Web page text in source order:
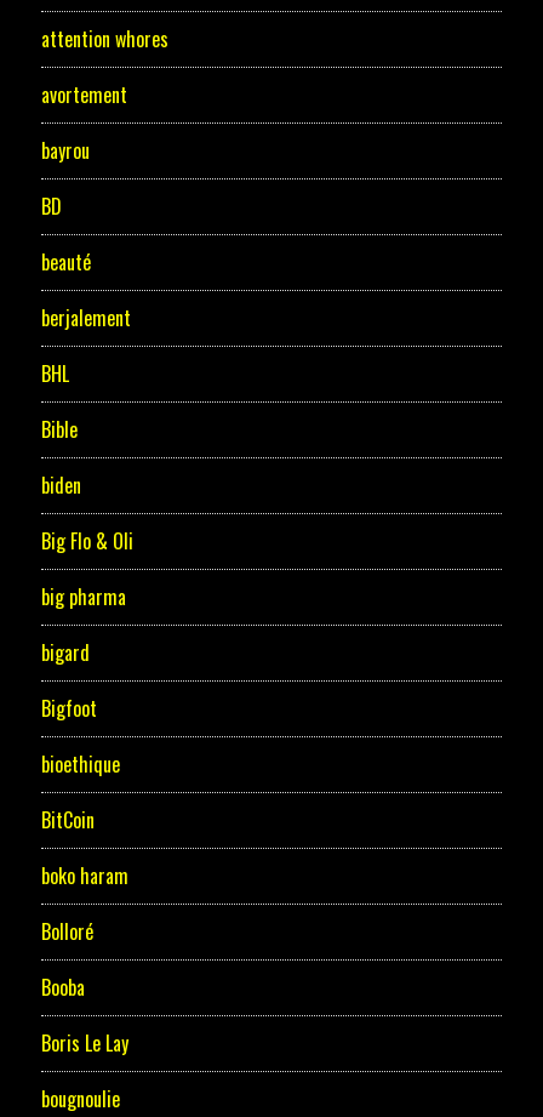
attention whores
avortement
bayrou
BD
beauté
berjalement
BHL
Bible
biden
Big Flo & Oli
big pharma
bigard
Bigfoot
bioethique
BitCoin
boko haram
Bolloré
Booba
Boris Le Lay
bougnoulie